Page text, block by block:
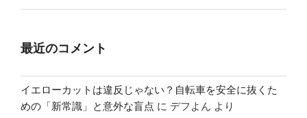
最近のコメント
イエローカットは違反じゃない？自転車を安全に抜くた
めの「新常識」と意外な盲点 に デフよん より